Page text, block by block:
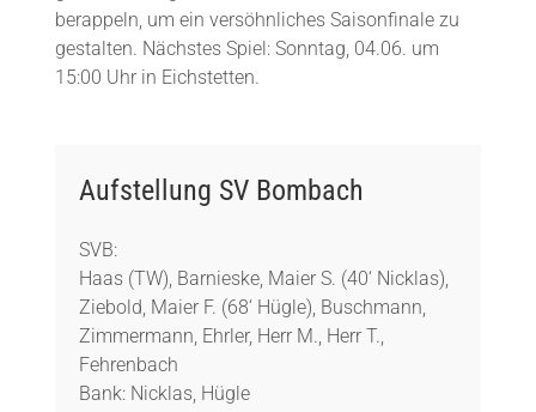
berappeln, um ein versöhnliches Saisonfinale zu
gestalten. Nächstes Spiel: Sonntag, 04.06. um
15:00 Uhr in Eichstetten.
Aufstellung SV Bombach
SVB:
Haas (TW), Barnieske, Maier S. (40‘ Nicklas),
Ziebold, Maier F. (68‘ Hügle), Buschmann,
Zimmermann, Ehrler, Herr M., Herr T.,
Fehrenbach
Bank: Nicklas, Hügle